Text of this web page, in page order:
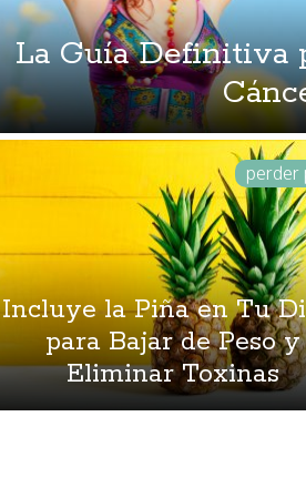
La Guía Definitiva
perder
Incluye la Piña en Tu
para Bajar de Peso y
Eliminar Toxinas